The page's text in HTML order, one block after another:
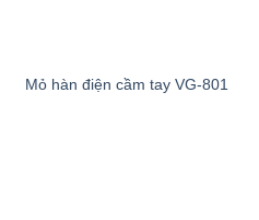
Mỏ hàn điện cầm tay VG-801